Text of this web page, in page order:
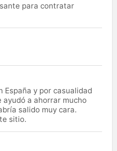
para contratar
España y por casualidad
a ahorrar mucho
salido muy cara.
sitio.